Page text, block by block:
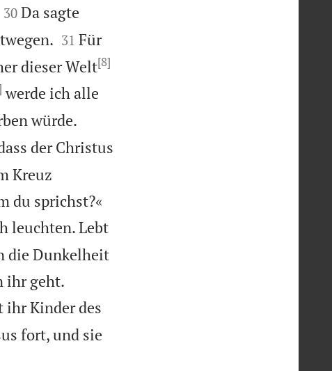

30 Da sagte

31 Für
dieser Welt[8]
werde ich alle
würde.
der Christus
Kreuz
du sprichst?«
leuchten. Lebt
die Dunkelheit
ihr geht.
ihr Kinder des
fort, und sie